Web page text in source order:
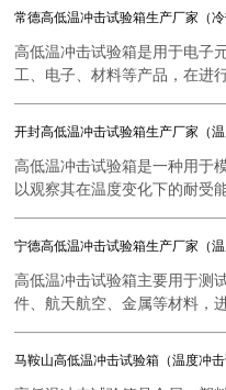
常德高低温冲击试验箱生产厂家（
高低温冲击试验箱是用于电子
工、电子、材料等产品，在进
开封高低温冲击试验箱生产厂家（
高低温冲击试验箱是一种用于
以观察其在温度变化下的耐受
宁德高低温冲击试验箱生产厂家（
高低温冲击试验箱主要用于测
件、航天航空、金属等材料，
马鞍山高低温冲击试验箱（温度冲